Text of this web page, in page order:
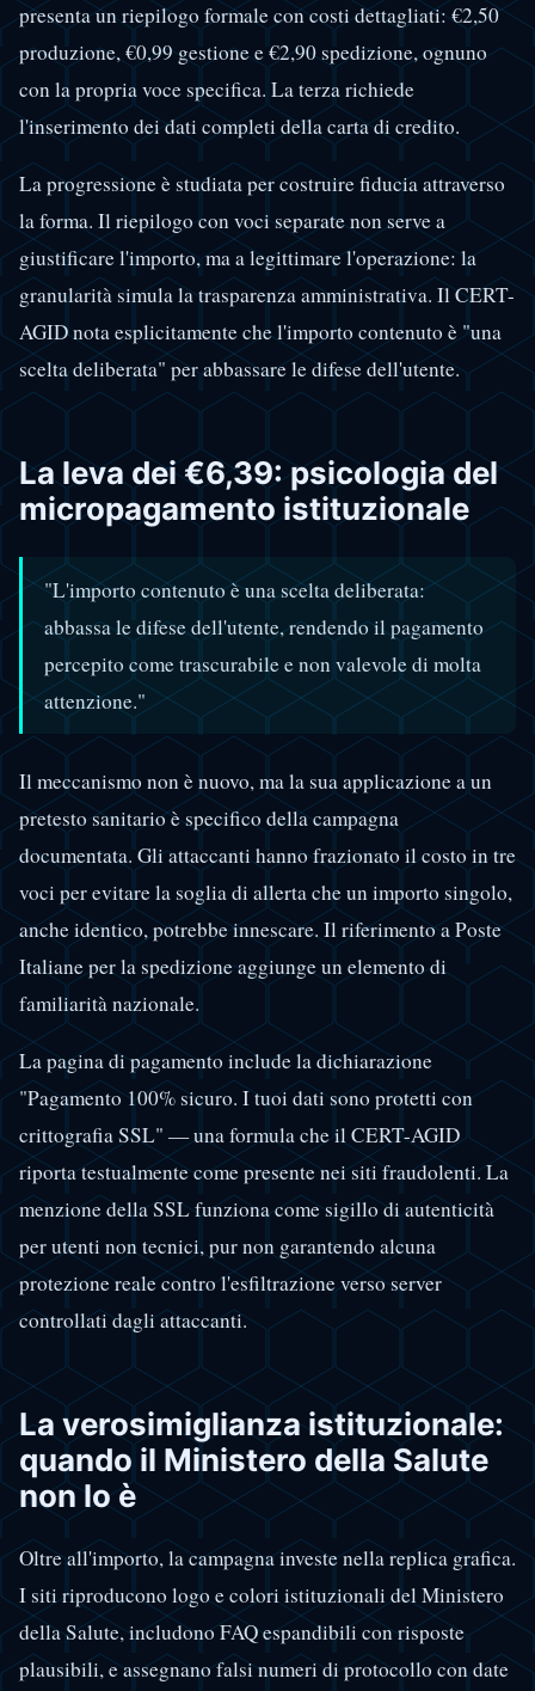
presenta un riepilogo formale con costi dettagliati: €2,50
produzione, €0,99 gestione e €2,90 spedizione, ognuno
con la propria voce specifica. La terza richiede
l'inserimento dei dati completi della carta di credito.
La progressione è studiata per costruire fiducia attraverso
la forma. Il riepilogo con voci separate non serve a
giustificare l'importo, ma a legittimare l'operazione: la
granularità simula la trasparenza amministrativa. Il CERT-
AGID nota esplicitamente che l'importo contenuto è "una
scelta deliberata" per abbassare le difese dell'utente.
La leva dei €6,39: psicologia del
micropagamento istituzionale
"L'importo contenuto è una scelta deliberata:
abbassa le difese dell'utente, rendendo il pagamento
percepito come trascurabile e non valevole di molta
attenzione."
Il meccanismo non è nuovo, ma la sua applicazione a un
pretesto sanitario è specifico della campagna
documentata. Gli attaccanti hanno frazionato il costo in tre
voci per evitare la soglia di allerta che un importo singolo,
anche identico, potrebbe innescare. Il riferimento a Poste
Italiane per la spedizione aggiunge un elemento di
familiarità nazionale.
La pagina di pagamento include la dichiarazione
"Pagamento 100% sicuro. I tuoi dati sono protetti con
crittografia SSL" — una formula che il CERT-AGID
riporta testualmente come presente nei siti fraudolenti. La
menzione della SSL funziona come sigillo di autenticità
per utenti non tecnici, pur non garantendo alcuna
protezione reale contro l'esfiltrazione verso server
controllati dagli attaccanti.
La verosimiglianza istituzionale:
quando il Ministero della Salute
non lo è
Oltre all'importo, la campagna investe nella replica grafica.
I siti riproducono logo e colori istituzionali del Ministero
della Salute, includono FAQ espandibili con risposte
plausibili, e assegnano falsi numeri di protocollo con date